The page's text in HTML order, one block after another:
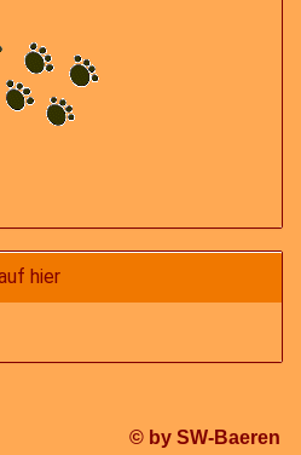
hier
© by SW-Baeren